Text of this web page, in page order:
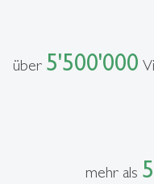
über 5'500'000
mehr als